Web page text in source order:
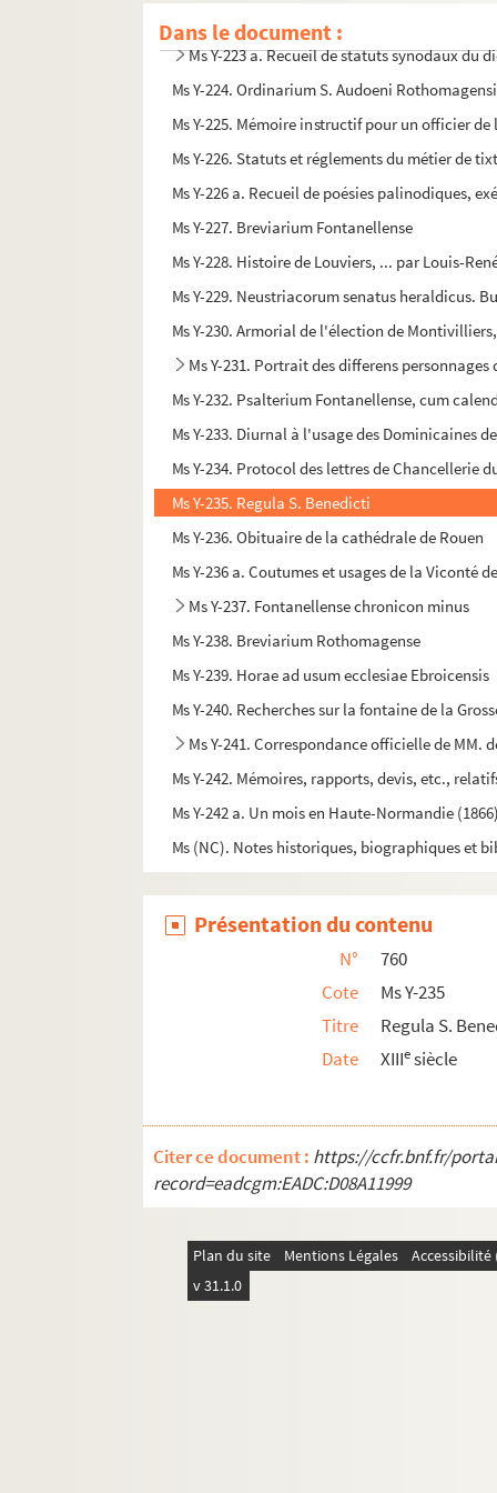
Dans le document :
Ms Y-223. Règlements du chapitre de Rouen
Ms Y-223 a. Recueil de statuts synodaux du
Ms Y-224. Ordinarium S. Audoeni
Ms Y-225. Mémoire instructif pour un officier
Ms Y-226. Statuts et réglements du métier de
Ms Y-226 a. Recueil de poésies palinodiques,
Ms Y-227. Breviarium Fontanellense
Ms Y-228. Histoire de Louviers, ... par Louis-
Ms Y-229. Neustriacorum senatus heraldicus.
Ms Y-230. Armorial de l'élection de
Ms Y-231. Portrait des differens
Ms Y-232. Psalterium Fontanellense, cum
Ms Y-233. Diurnal à l'usage des Dominicaines
Ms Y-234. Protocol des lettres de Chancellerie
Ms Y-235. Regula S. Benedicti
Ms Y-236. Obituaire de la cathédrale de Rouen
Ms Y-236 a. Coutumes et usages de la Viconté
Ms Y-237. Fontanellense chronicon minus
Ms Y-238. Breviarium Rothomagense
Ms Y-239. Horae ad usum ecclesiae Ebroicensis
Ms Y-240. Recherches sur la fontaine de la
Ms Y-241. Correspondance officielle de
Ms Y-242. Mémoires, rapports, devis, etc.,
Ms Y-242 a. Un mois en Haute-Normandie
Ms (NC). Notes historiques, biographiques et
Présentation du contenu
N°
760
Cote
Ms Y-235
Titre
Regula S.
Date
XIIIesiècle
Citer ce document : https://ccfr.bnf.fr/
record=eadcgm:EADC:D08A11999
Plan du site Mentions Légales
v 31.1.0